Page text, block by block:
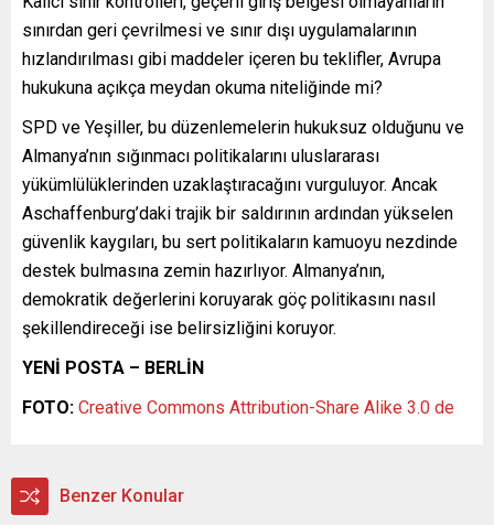
sınırdan geri çevrilmesi ve sınır dışı uygulamalarının
hızlandırılması gibi maddeler içeren bu teklifler, Avrupa
hukukuna açıkça meydan okuma niteliğinde mi?
SPD ve Yeşiller, bu düzenlemelerin hukuksuz olduğunu ve
Almanya’nın sığınmacı politikalarını uluslararası
yükümlülüklerinden uzaklaştıracağını vurguluyor. Ancak
Aschaffenburg’daki trajik bir saldırının ardından yükselen
güvenlik kaygıları, bu sert politikaların kamuoyu nezdinde
destek bulmasına zemin hazırlıyor. Almanya’nın,
demokratik değerlerini koruyarak göç politikasını nasıl
şekillendireceği ise belirsizliğini koruyor.
YENİ POSTA – BERLİN
FOTO: Creative Commons Attribution-Share Alike 3.0 de
Benzer Konular